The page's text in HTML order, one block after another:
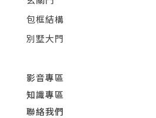
包框結構
別墅大門
影音專區
知識專區
聯絡我們